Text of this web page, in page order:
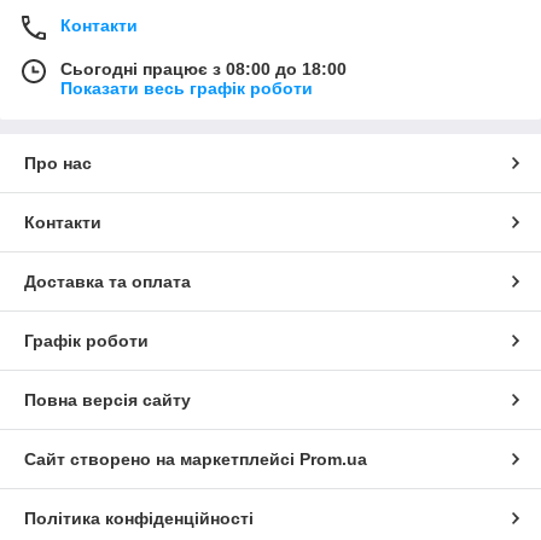
Контакти
Сьогодні працює з 08:00 до 18:00
Показати весь графік роботи
Про нас
Контакти
Доставка та оплата
Графік роботи
Повна версія сайту
Сайт створено на маркетплейсі Prom.ua
Політика конфіденційності